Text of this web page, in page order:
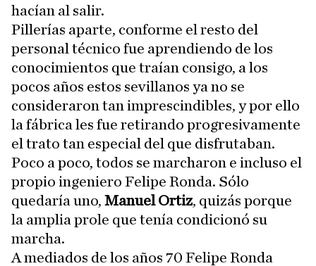
hacían al salir.
Pillerías aparte, conforme el resto del
personal técnico fue aprendiendo de los
conocimientos que traían consigo, a los
pocos años estos sevillanos ya no se
consideraron tan imprescindibles, y por ello
la fábrica les fue retirando progresivamente
el trato tan especial del que disfrutaban.
Poco a poco, todos se marcharon e incluso el
propio ingeniero Felipe Ronda. Sólo
quedaría uno, Manuel Ortiz, quizás porque
la amplia prole que tenía condicionó su
marcha.
A mediados de los años 70 Felipe Ronda